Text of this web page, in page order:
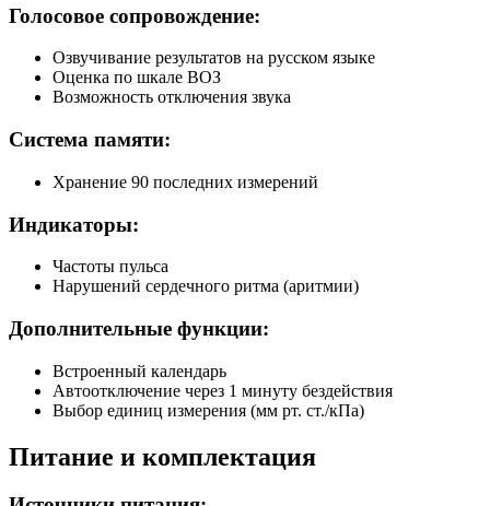
Голосовое сопровождение:
Озвучивание результатов на русском языке
Оценка по шкале ВОЗ
Возможность отключения звука
Система памяти:
Хранение 90 последних измерений
Индикаторы:
Частоты пульса
Нарушений сердечного ритма (аритмии)
Дополнительные функции:
Встроенный календарь
Автоотключение через 1 минуту бездействия
Выбор единиц измерения (мм рт. ст./кПа)
Питание и комплектация